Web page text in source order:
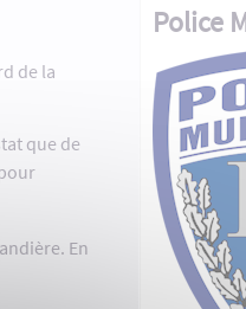
de la
que de
En
Police